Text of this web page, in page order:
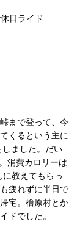
日ライド
まで登って、今
くるという主に
ました。だい
消費カロリーは
教えてもらっ
疲れずに半日で
宅。檜原村とか
ドでした。